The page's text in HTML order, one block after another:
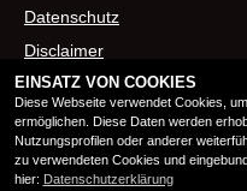
Datenschutz
Disclaimer
Barrierefreiheit
ÖFFNUNGSZEITEN
EINSATZ VON COOKIES
Diese Webseite verwendet Cookies,
ermöglichen. Diese Daten werden
Nutzungsprofilen oder anderer
zu verwendeten Cookies und
hier: Datenschutzerklärung